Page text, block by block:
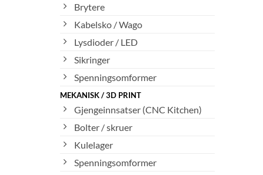
Brytere
Kabelsko / Wago
Lysdioder / LED
Sikringer
Spenningsomformer
MEKANISK / 3D PRINT
Gjengeinnsatser (CNC Kitchen)
Bolter / skruer
Kulelager
Spenningsomformer